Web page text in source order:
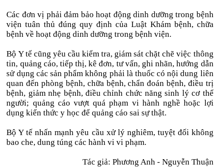
Các đơn vị phải đảm bảo hoạt động dinh dưỡng trong bệnh
viện tuân thủ đúng quy định của Luật Khám bệnh, chữa
bệnh về hoạt động dinh dưỡng trong bệnh viện.
Bộ Y tế cũng yêu cầu kiểm tra, giám sát chặt chẽ việc thông
tin, quảng cáo, tiếp thị, kê đơn, tư vấn, ghi nhãn, hướng dẫn
sử dụng các sản phẩm không phải là thuốc có nội dung liên
quan đến phòng bệnh, chữa bệnh, chẩn đoán bệnh, điều trị
bệnh, giảm nhẹ bệnh, điều chỉnh chức năng sinh lý cơ thể
người; quảng cáo vượt quá phạm vi hành nghề hoặc lợi
dụng kiến thức y học để quảng cáo sai sự thật.
Bộ Y tế nhấn mạnh yêu cầu xử lý nghiêm, tuyệt đối không
bao che, dung túng các hành vi vi phạm.
Tác giả: Phương Anh - Nguyễn Thuận